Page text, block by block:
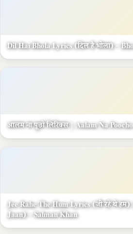
Dil Hai Bhola Lyrics (दिल है भोला) –
आलम ना पूछो लिरिक्स | Aalam Na
Jee Rahe The Hum Lyrics (जी रहे थे
Jaan) – Salman Khan